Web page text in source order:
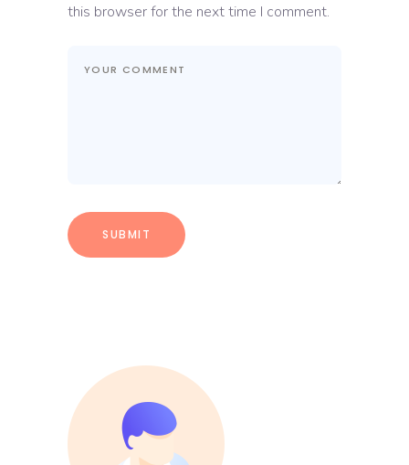
this browser for the next time I comment.